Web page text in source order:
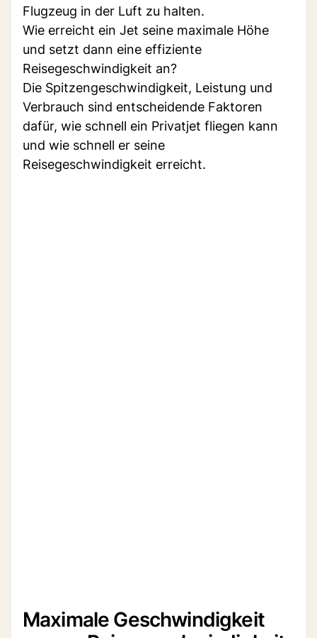
Flugzeug in der Luft zu halten.
Wie erreicht ein Jet seine maximale Höhe
und setzt dann eine effiziente
Reisegeschwindigkeit an?
Die Spitzengeschwindigkeit, Leistung und
Verbrauch sind entscheidende Faktoren
dafür, wie schnell ein Privatjet fliegen kann
und wie schnell er seine
Reisegeschwindigkeit erreicht.
Maximale Geschwindigkeit